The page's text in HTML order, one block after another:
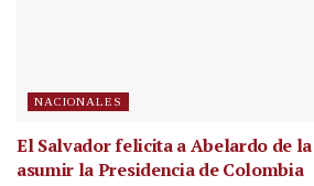
NACIONALES
El Salvador felicita a Abelardo de
asumir la Presidencia de Colombia